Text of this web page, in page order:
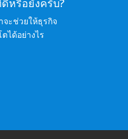
หรือยังครับ?
จะช่วยให้ธุรกิจ
ด้อย่างไร